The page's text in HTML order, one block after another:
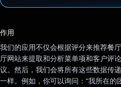
作用
我们的应用不仅会根据评分来推荐餐
厅网站来提取和分析菜单项和客户评
议。然后，我们会将所有这些数据传
一样。例如，你可以询问：“我所在的